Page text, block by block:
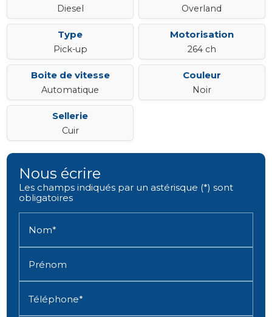
Diesel Overland
Type
Pick-up
Motorisation
264 ch
Boite de vitesse
Automatique
Couleur
Noir
Sellerie
Cuir
Nous écrire
Les champs indiqués par un astérisque (*) sont
obligatoires
Nom*
Prénom
Téléphone*